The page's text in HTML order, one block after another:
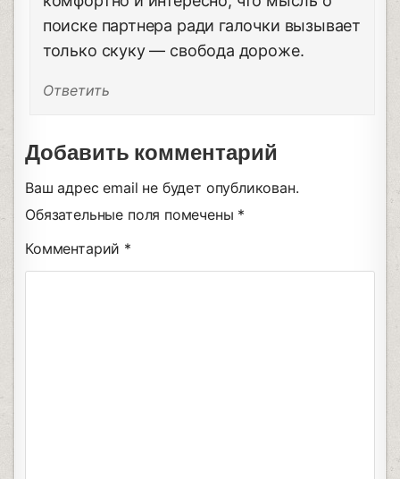
поиске партнера ради галочки вызывает
только скуку — свобода дороже.
Ответить
Добавить комментарий
Ваш адрес email не будет опубликован.
Обязательные поля помечены *
Комментарий *